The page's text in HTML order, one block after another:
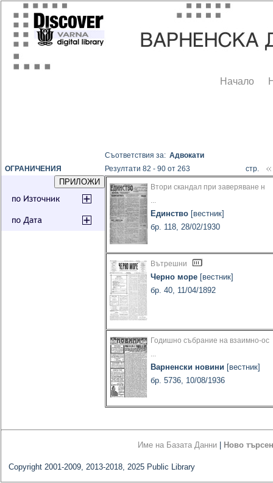
Начало
ОГРАНИЧЕНИЯ
Съответствия за:Адвокати
Резултати 82 - 90 от 263
стр.
Втори скандал при заверяване н
...
Единство [вестник]
бр. 118, 28/02/1930
Вътрешни
Черно море [вестник]
бр. 40, 11/04/1892
Годишно събрание на взаимно-ос
...
Варненски новини [вестник]
бр. 5736, 10/08/1936
Име на Базата Данни Ново
Copyright 2001-2009, 2013-2018, 2025 Public Library